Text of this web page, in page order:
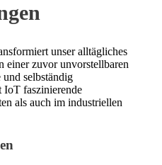
unser alltägliches
einer zuvor unvorstellbaren
selbständig
IoT faszinierende
als auch im industriellen